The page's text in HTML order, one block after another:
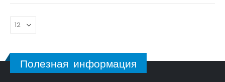
Полезная информация